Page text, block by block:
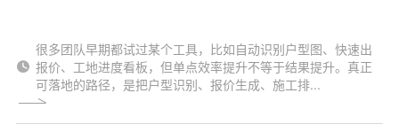
很多团队早期都试过某个工具，比如自动识别户型图、快速出
报价、工地进度看板，但单点效率提升不等于结果提升。真正
可落地的路径，是把户型识别、报价生成、施工排...